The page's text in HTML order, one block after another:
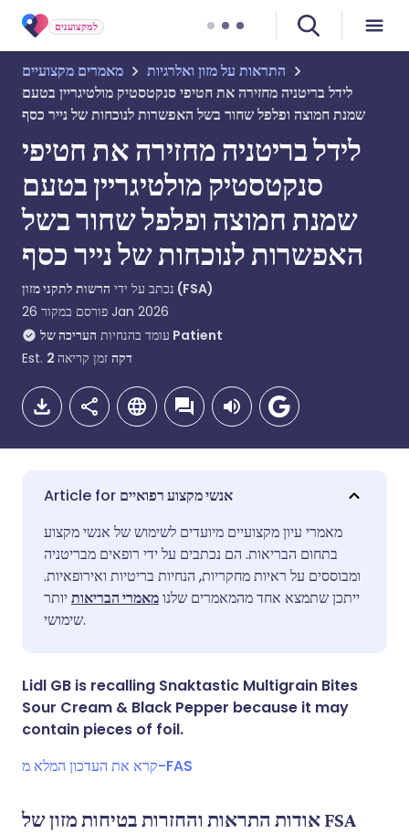
למקצוענים
מאמרים מקצועיים
התראות על מזון ואלרגיות
לידל בריטניה מחזירה את חטיפי סנקטסטיק מולטיגריין בטעם
שמנת חמוצה ופלפל שחור בשל האפשרות לנוכחות של נייר כסף
לידל בריטניה מחזירה את חטיפי
סנקטסטיק מולטיגריין בטעם
שמנת חמוצה ופלפל שחור בשל
האפשרות לנוכחות של נייר כסף
נכתב על ידי הרשות לתקני מזון (FSA)
פורסם במקור 26 Jan 2026
עומד בהנחיות העריכה של Patient
Est. 2 דקה זמן קריאה
שתף דרך אימייל
שתף דרך פייסבוק
שתף דרך X
🇬🇧 English 🇩🇪 Deutsch
🇪🇸 Español 🇫🇷 Français
🇮🇳 हिन्दी 🇮🇱 עברית
אנשי מקצוע רפואיים
מאמרי עיון מקצועיים מיועדים לשימוש של אנשי מקצוע
בתחום הבריאות. הם נכתבים על ידי רופאים מבריטניה
ומבוססים על ראיות מחקריות, הנחיות בריטיות ואירופאיות.
ייתכן שתמצא אחד מהמאמרים שלנומאמרי הבריאותיותר
שימושי.
Lidl GB is recalling Snaktastic Multigrain Bites
Sour Cream & Black Pepper because it may
contain pieces of foil.
קרא את העדכון המלא מ-FAS
אודות התראות והחזרות בטיחות מזון של FSA